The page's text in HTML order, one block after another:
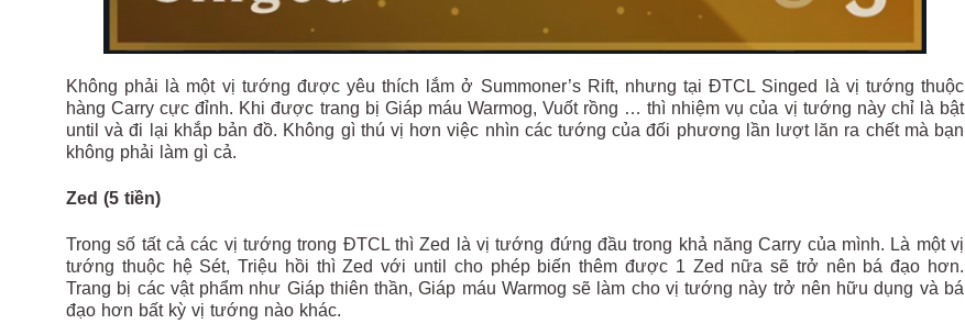
Không phải là một vị tướng được yêu thích lắm ở Summoner’s Rift, nhưng tại ĐTCL Singed là vị tướng thuộc
hàng Carry cực đỉnh. Khi được trang bị Giáp máu Warmog, Vuốt rồng … thì nhiệm vụ của vị tướng này chỉ là bật
until và đi lại khắp bản đồ. Không gì thú vị hơn việc nhìn các tướng của đối phương lần lượt lăn ra chết mà bạn
không phải làm gì cả.
Zed (5 tiền)
Trong số tất cả các vị tướng trong ĐTCL thì Zed là vị tướng đứng đầu trong khả năng Carry của mình. Là một vị
tướng thuộc hệ Sét, Triệu hồi thì Zed với until cho phép biến thêm được 1 Zed nữa sẽ trở nên bá đạo hơn.
Trang bị các vật phẩm như Giáp thiên thần, Giáp máu Warmog sẽ làm cho vị tướng này trở nên hữu dụng và bá
đạo hơn bất kỳ vị tướng nào khác.